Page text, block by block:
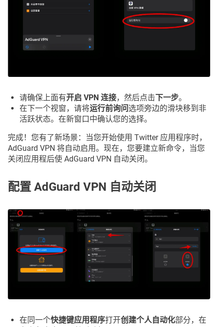
请确保上面有开启 VPN 连接，然后点击下一步。
在下一个视窗，请将运行前询问 选项旁边的滑块移到非
活跃状态。在新窗口中确认您的选择。
完成！您有了新场景：当您开始使用 Twitter 应用程序时，
AdGuard VPN 将自动启用。现在，您要建立新命令，当您
关闭应用程后使 AdGuard VPN 自动关闭。
配置 AdGuard VPN 自动关闭
在同一个快捷键应用程序打开创建个人自动化部分，在